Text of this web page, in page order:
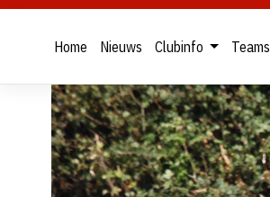
Home Nieuws Clubinfo Teams